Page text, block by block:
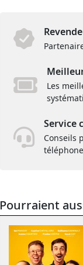
Les
Service
Conseils
Pourraient